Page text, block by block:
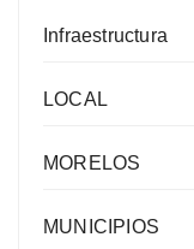
Infraestructura
LOCAL
MORELOS
MUNICIPIOS